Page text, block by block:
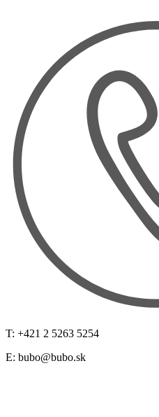
T: +421 2 5263 5254
E: bubo@bubo.sk